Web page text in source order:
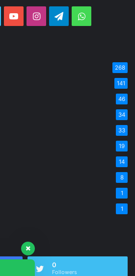
268
141
46
34
33
19
14
8
1
1
0
Followers